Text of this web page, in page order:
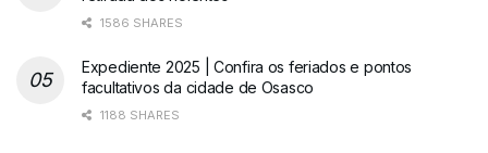
1586 SHARES
Expediente 2025 | Confira os feriados e pontos
facultativos da cidade de Osasco
1188 SHARES